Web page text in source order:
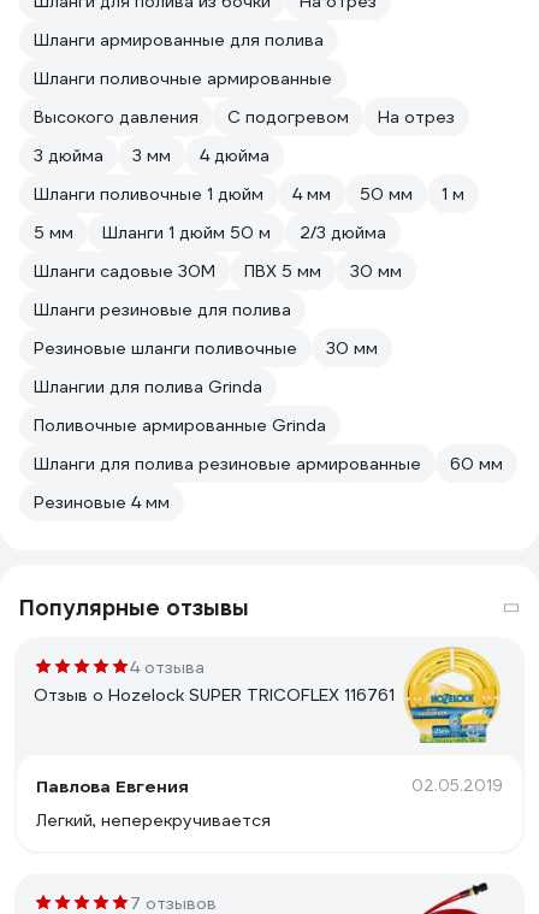
Шланги армированные для полива
Шланги поливочные армированные
Высокого давления
С подогревом
На отрез
3 дюйма
3 мм
4 дюйма
Шланги поливочные 1 дюйм
4 мм 50 мм
1 м
5 мм
Шланги 1 дюйм 50 м
2/3 дюйма
Шланги садовые 30М
ПВХ 5 мм
30 мм
Шланги резиновые для полива
Резиновые шланги поливочные
30 мм
Шлангии для полива Grinda
Поливочные армированные Grinda
Шланги для полива резиновые армированные
60 мм
Резиновые 4 мм
Популярные отзывы
4 отзыва
Отзыв о Hozelock SUPER TRICOFLEX 116761
Павлова Евгения 02.05.2019
Легкий, неперекручивается
7 отзывов